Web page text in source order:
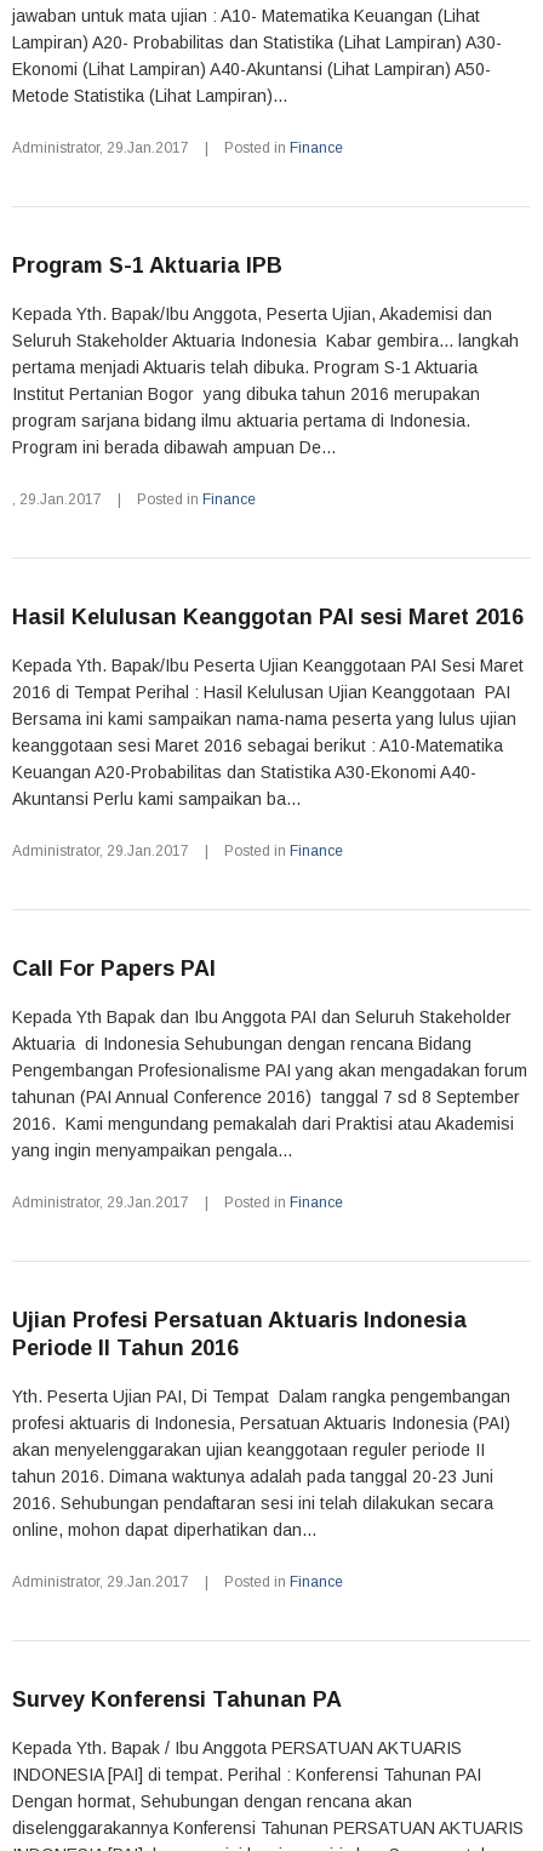
jawaban untuk mata ujian : A10- Matematika Keuangan (Lihat
Lampiran) A20- Probabilitas dan Statistika (Lihat Lampiran) A30-
Ekonomi (Lihat Lampiran) A40-Akuntansi (Lihat Lampiran) A50-
Metode Statistika (Lihat Lampiran)...
Administrator, 29.Jan.2017 Posted in Finance
Program S-1 Aktuaria IPB
Kepada Yth. Bapak/Ibu Anggota, Peserta Ujian, Akademisi dan
Seluruh Stakeholder Aktuaria Indonesia Kabar gembira... langkah
pertama menjadi Aktuaris telah dibuka. Program S-1 Aktuaria
Institut Pertanian Bogor yang dibuka tahun 2016 merupakan
program sarjana bidang ilmu aktuaria pertama di Indonesia.
Program ini berada dibawah ampuan De...
, 29.Jan.2017 Posted in Finance
Hasil Kelulusan Keanggotan PAI sesi Maret 2016
Kepada Yth. Bapak/Ibu Peserta Ujian Keanggotaan PAI Sesi Maret
2016 di Tempat Perihal : Hasil Kelulusan Ujian Keanggotaan PAI
Bersama ini kami sampaikan nama-nama peserta yang lulus ujian
keanggotaan sesi Maret 2016 sebagai berikut : A10-Matematika
Keuangan A20-Probabilitas dan Statistika A30-Ekonomi A40-
Akuntansi Perlu kami sampaikan ba...
Administrator, 29.Jan.2017 Posted in Finance
Call For Papers PAI
Kepada Yth Bapak dan Ibu Anggota PAI dan Seluruh Stakeholder
Aktuaria di Indonesia Sehubungan dengan rencana Bidang
Pengembangan Profesionalisme PAI yang akan mengadakan forum
tahunan (PAI Annual Conference 2016) tanggal 7 sd 8 September
2016. Kami mengundang pemakalah dari Praktisi atau Akademisi
yang ingin menyampaikan pengala...
Administrator, 29.Jan.2017 Posted in Finance
Ujian Profesi Persatuan Aktuaris Indonesia
Periode II Tahun 2016
Yth. Peserta Ujian PAI, Di Tempat Dalam rangka pengembangan
profesi aktuaris di Indonesia, Persatuan Aktuaris Indonesia (PAI)
akan menyelenggarakan ujian keanggotaan reguler periode II
tahun 2016. Dimana waktunya adalah pada tanggal 20-23 Juni
2016. Sehubungan pendaftaran sesi ini telah dilakukan secara
online, mohon dapat diperhatikan dan...
Administrator, 29.Jan.2017 Posted in Finance
Survey Konferensi Tahunan PA
Kepada Yth. Bapak / Ibu Anggota PERSATUAN AKTUARIS
INDONESIA [PAI] di tempat. Perihal : Konferensi Tahunan PAI
Dengan hormat, Sehubungan dengan rencana akan
diselenggarakannya Konferensi Tahunan PERSATUAN AKTUARIS